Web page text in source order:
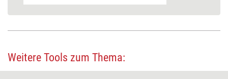
Weitere Tools zum Thema: